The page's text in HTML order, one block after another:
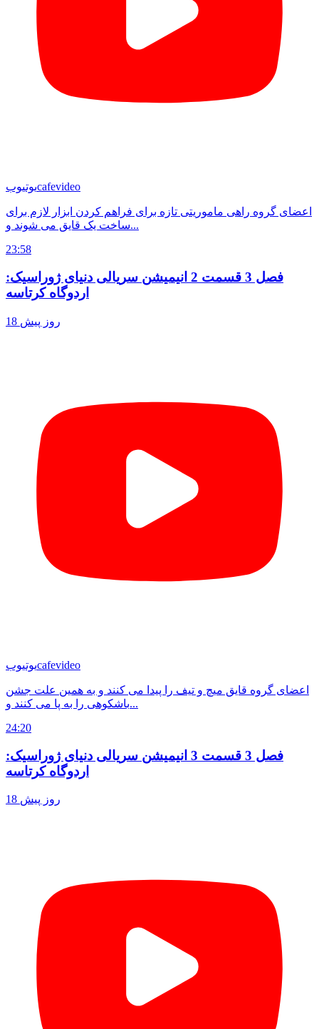
یوتیوبcafevideo
اعضای گروه راهی ماموریتی تازه برای فراهم کردن ابزار لازم برای
ساخت یک قایق می شوند و...
23:58
فصل 3 قسمت 2 انیمیشن سریالی دنیای ژوراسیک:
اردوگاه کرتاسه
18 روز پیش
یوتیوبcafevideo
اعضای گروه قایق میچ و تیف را پیدا می کنند و به همین علت جشن
باشکوهی را به پا می کنند و...
24:20
فصل 3 قسمت 3 انیمیشن سریالی دنیای ژوراسیک:
اردوگاه کرتاسه
18 روز پیش